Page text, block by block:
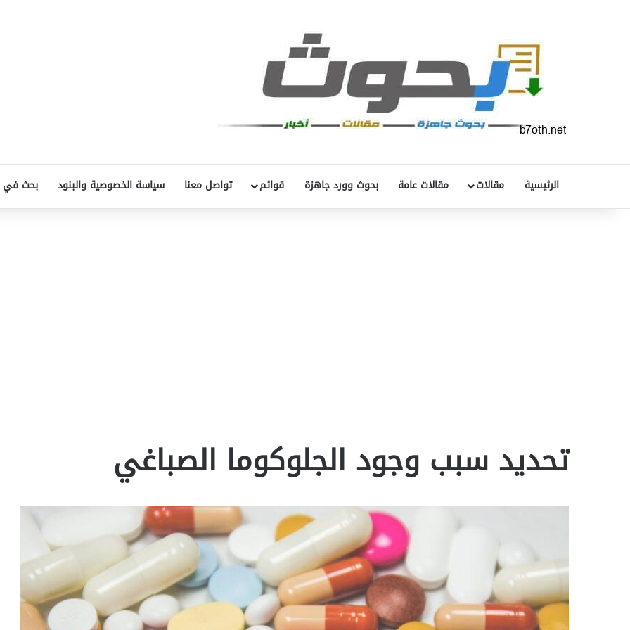
الرئيسية مقالات مقالات عامة بحوث وورد جاهزة قوائم تواصل معنا سياسة الخصوصية والبنود بحث في
تحديد سبب وجود الجلوكوما الصباغي